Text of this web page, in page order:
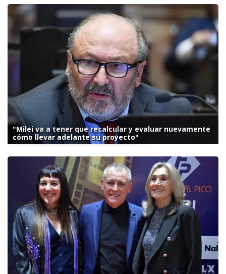
"Milei va a tener que recalcular y evaluar nuevamente
cómo llevar adelante su proyecto"